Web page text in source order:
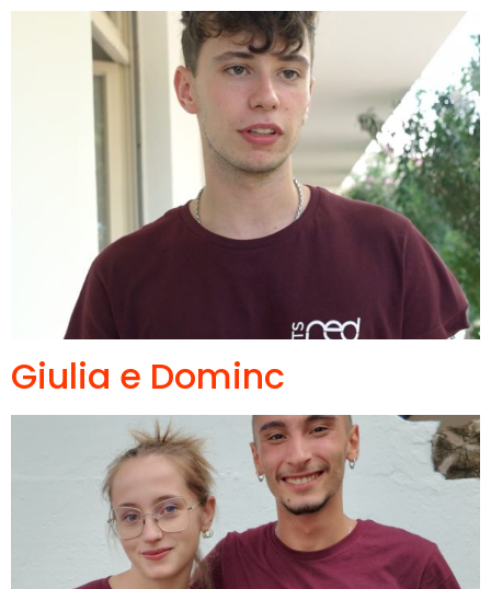
Giulia e Dominc